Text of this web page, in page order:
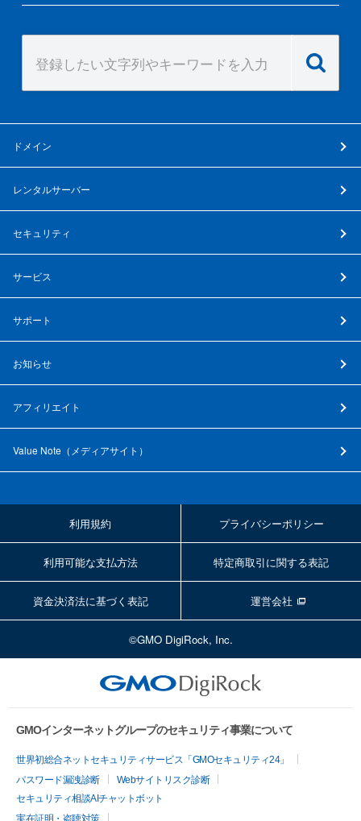
ドメイン
レンタルサーバー
セキュリティ
サービス
サポート
お知らせ
アフィリエイト
Value Note（ メディアサイト ）
利用規約 プライバシーポリシー
利用可能な支払方法 特定商取引に関する表記
資金決済法に基づく表記 運営会社
©GMO DigiRock, Inc.
GMOインターネットグループのセキュリティ事業について
世界初総合ネットセキュリティサービス「GMOセキュリティ24」
パスワード漏洩診断
Webサイトリスク診断
セキュリティ相談AIチャットボット
実在証明・盗聴対策